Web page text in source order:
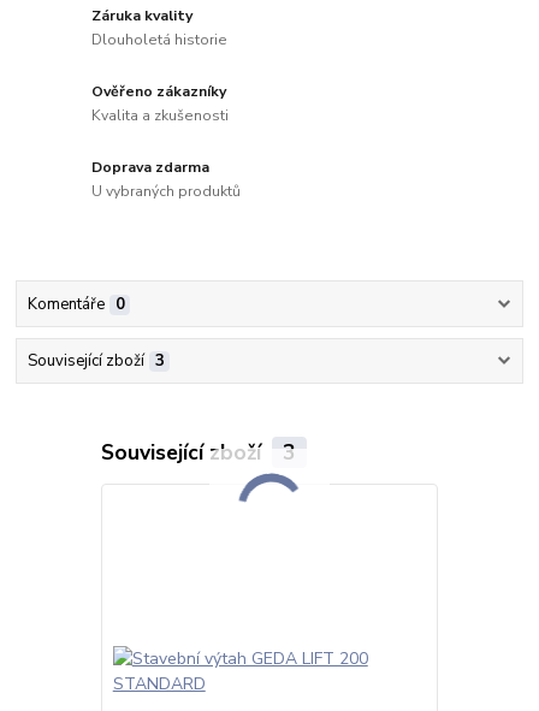
Záruka kvality
Dlouholetá historie
Ověřeno zákazníky
Kvalita a zkušenosti
Doprava zdarma
U vybraných produktů
Komentáře 0
Související zboží 3
Související zboží 3